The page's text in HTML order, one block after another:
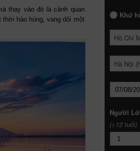
thay vào đó là cảnh quan
hào hùng, vang dội một
Khứ
Hồ Chí
Hà Nội
Người
(>12 tuổi)